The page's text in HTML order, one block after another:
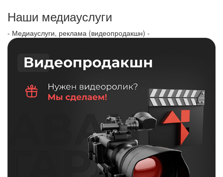
Наши медиауслуги
- Медиауслуги, реклама (видеопродакшн) -